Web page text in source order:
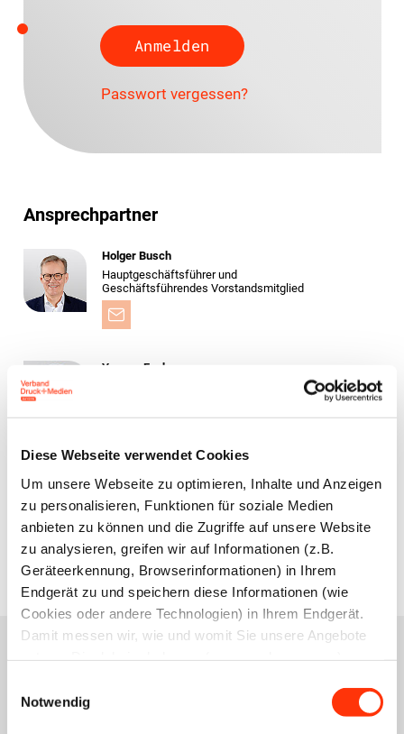
Diese Webseite verwendet Cookies
Um unsere Webseite zu optimieren, Inhalte und Anzeigen
zu personalisieren, Funktionen für soziale Medien
anbieten zu können und die Zugriffe auf unsere Website
zu analysieren, greifen wir auf Informationen (z.B.
Geräteerkennung, Browserinformationen) in Ihrem
Endgerät zu und speichern diese Informationen (wie
Cookies oder andere Technologien) in Ihrem Endgerät.
Damit messen wir, wie und womit Sie unsere Angebote
Werbung und Analysen weiter. Ihre Daten können mit
mehreren ausgewählten Partnern geteilt werden, die sich
Notwendig
Passwort vergessen?
Ansprechpartner
Holger Busch
Hauptgeschäftsführer und
Geschäftsführendes Vorstandsmitglied
Yvonne Fuchs
Rechtsanwältin (Syndikusrechtsanwältin)
Zur Übersicht
Das könnte Sie auch